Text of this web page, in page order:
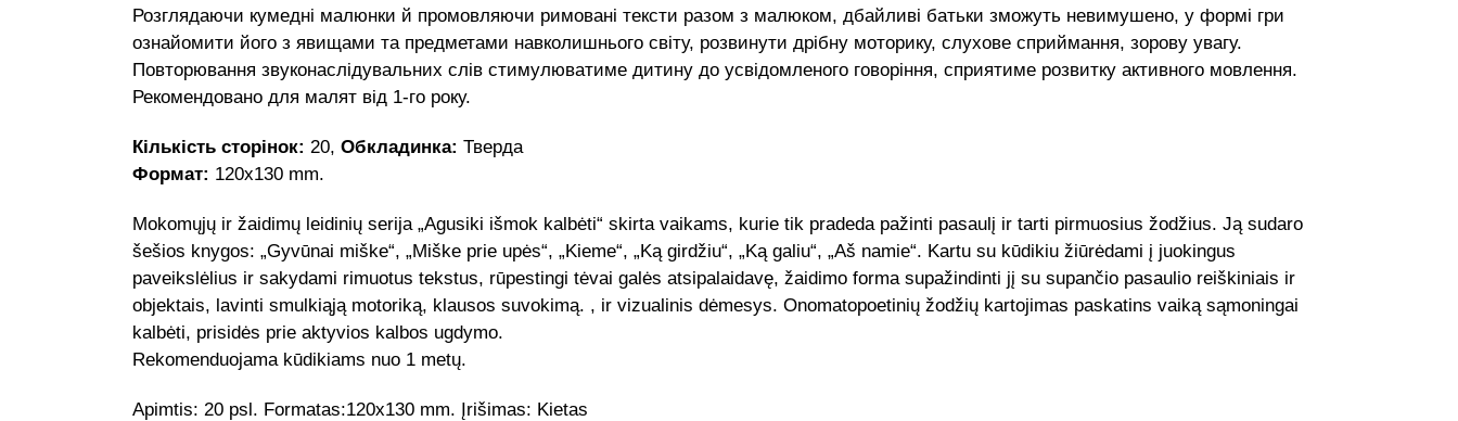
Розглядаючи кумедні малюнки й промовляючи римовані тексти разом з малюком, дбайливі батьки зможуть невимушено, у формі гри
ознайомити його з явищами та предметами навколишнього світу, розвинути дрібну моторику, слухове сприймання, зорову увагу.
Повторювання звуконаслідувальних слів стимулюватиме дитину до усвідомленого говоріння, сприятиме розвитку активного мовлення.
Рекомендовано для малят від 1-го року.
Кількість сторінок: 20, Обкладинка: Тверда
Формат: 120х130 mm.
Mokomųjų ir žaidimų leidinių serija „Agusiki išmok kalbėti“ skirta vaikams, kurie tik pradeda pažinti pasaulį ir tarti pirmuosius žodžius. Ją sudaro
šešios knygos: „Gyvūnai miške“, „Miške prie upės“, „Kieme“, „Ką girdžiu“, „Ką galiu“, „Aš namie“. Kartu su kūdikiu žiūrėdami į juokingus
paveikslėlius ir sakydami rimuotus tekstus, rūpestingi tėvai galės atsipalaidavę, žaidimo forma supažindinti jį su supančio pasaulio reiškiniais ir
objektais, lavinti smulkiąją motoriką, klausos suvokimą. , ir vizualinis dėmesys. Onomatopoetinių žodžių kartojimas paskatins vaiką sąmoningai
kalbėti, prisidės prie aktyvios kalbos ugdymo.
Rekomenduojama kūdikiams nuo 1 metų.
Apimtis: 20 psl. Formatas:120х130 mm. Įrišimas: Kietas